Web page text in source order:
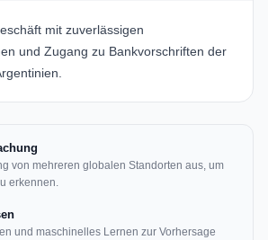
mit zuverlässigen
und Zugang zu Bankvorschriften der
von mehreren globalen Standorten aus, um
erkennen.
und maschinelles Lernen zur Vorhersage